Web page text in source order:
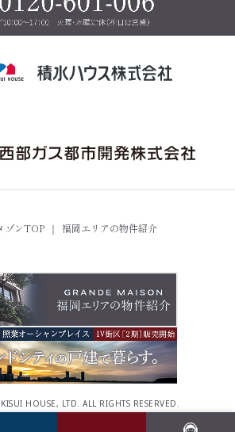
ゾンTOP ｜ 福岡エリアの物件紹介
HOUSE, LTD. ALL RIGHTS RESERVED.